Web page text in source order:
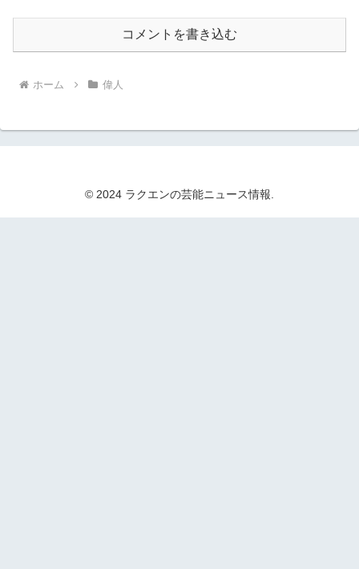
コメントを書き込む
ホーム 偉人
© 2024 ラクエンの芸能ニュース情報.